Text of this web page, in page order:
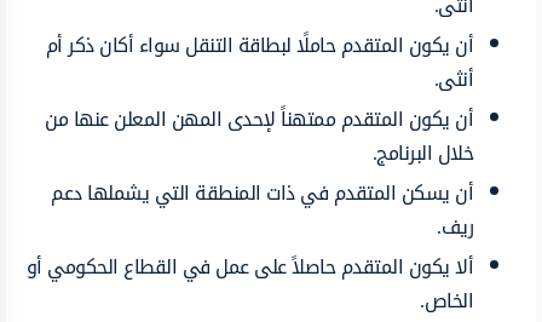
أن يكون المتقدم حاملًا لبطاقة التنقل سواء أكان ذكر أم
أنثى.
أن يكون المتقدم ممتهناً لإحدى المهن المعلن عنها من
خلال البرنامج.
أن يسكن المتقدم في ذات المنطقة التي يشملها دعم
ريف.
ألا يكون المتقدم حاصلاً على عمل في القطاع الحكومي أو
الخاص.